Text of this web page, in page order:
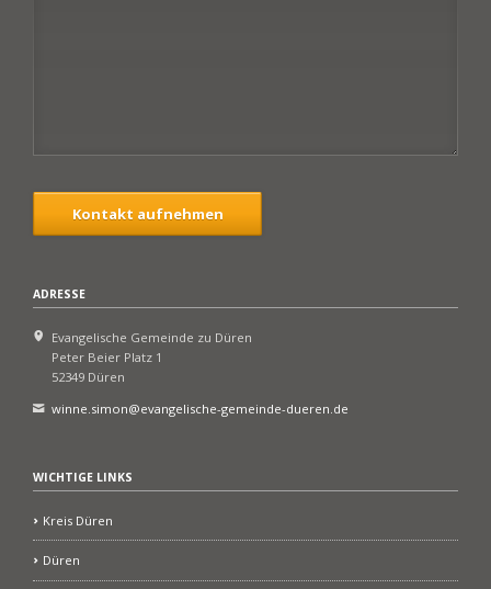
Kontakt aufnehmen
ADRESSE
Evangelische Gemeinde zu Düren
Peter Beier Platz 1
52349 Düren
winne.simon@evangelische-gemeinde-dueren.de
WICHTIGE LINKS
Kreis Düren
Düren